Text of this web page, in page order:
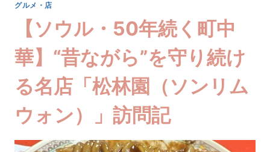
グルメ・店
【ソウル・50年続く町中
華】“昔ながら”を守り続け
る名店「松林園（ソンリム
ウォン）」訪問記